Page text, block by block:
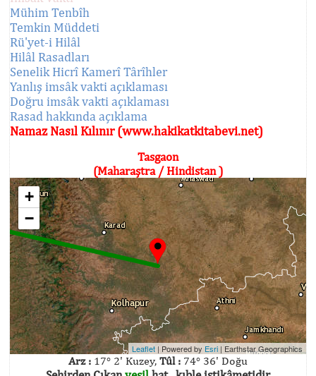
Mühim Tenbîh
Temkin Müddeti
Rü'yet-i Hilâl
Hilâl Rasadları
Senelik Hicrî Kamerî Târîhler
Yanlış imsâk vakti açıklaması
Doğru imsâk vakti açıklaması
Rasad hakkında açıklama
Namaz Nasıl Kılınır (www.hakikatkitabevi.net)
Tasgaon
(Maharaştra / Hindistan )
+
−
Leaflet | Powered by Esri | Earthstar Geographics
Arz : 17° 2' Kuzey, Tûl : 74° 36' Doğu